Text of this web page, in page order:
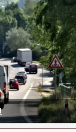
kolony v
vždy úplně
smrti
do Náchoda